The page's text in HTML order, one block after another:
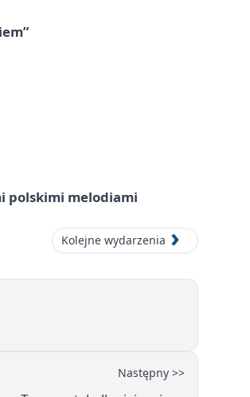
polskimi melodiami
Kolejne wydarzenia
Następny >>